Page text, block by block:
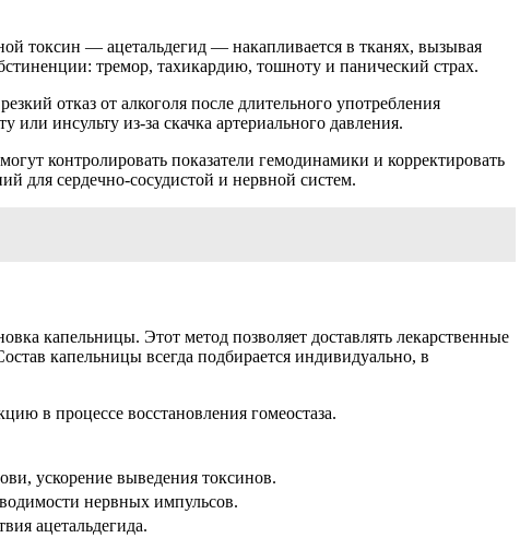
токсин — ацетальдегид — накапливается в тканях, вызывая
тремор, тахикардию, тошноту и панический страх.
отказ от алкоголя после длительного употребления
или инсульту из-за скачка артериального давления.
контролировать показатели гемодинамики и корректировать
для сердечно-сосудистой и нервной систем.
капельницы. Этот метод позволяет доставлять лекарственные
капельницы всегда подбирается индивидуально, в
в процессе восстановления гомеостаза.
ускорение выведения токсинов.
нервных импульсов.
ацетальдегида.